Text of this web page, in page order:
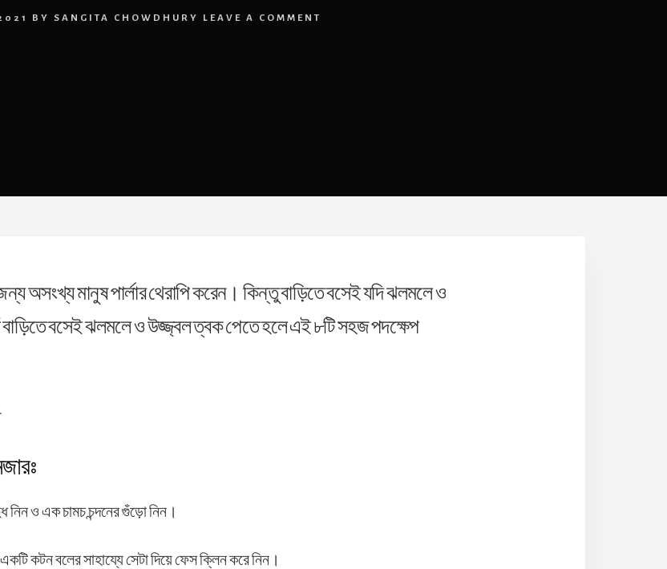
BY SANGITA CHOWDHURY LEAVE A COMMENT
অসংখ্য মানুষ‌ পার্লার থেরাপি করেন। কিন্তু বাড়িতে বসেই যদি ঝলমলে ও
বাড়িতে বসেই ঝলমলে ও উজ্জ্বল ত্বক পেতে হলে এই ৮টি সহজ পদক্ষেপ
নিন ও এক চামচ চন্দনের গুঁড়ো নিন।
কটন বলের সাহায্যে সেটা দিয়ে ফেস ক্লিন করে নিন।